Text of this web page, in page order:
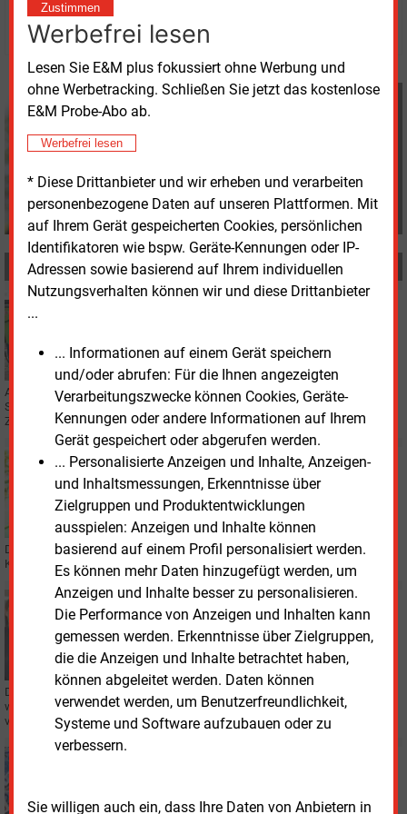
Zustimmen
Werbefrei lesen
Lesen Sie E&M plus fokussiert ohne Werbung und
ohne Werbetracking. Schließen Sie jetzt das kostenlose
E&M Probe-Abo ab.
Werbefrei lesen
* Diese Drittanbieter und wir erheben und verarbeiten
personenbezogene Daten auf unseren Plattformen. Mit
auf Ihrem Gerät gespeicherten Cookies, persönlichen
Identifikatoren wie bspw. Geräte-Kennungen oder IP-
Adressen sowie basierend auf Ihrem individuellen
Nutzungsverhalten können wir und diese Drittanbieter
...
... Informationen auf einem Gerät speichern
und/oder abrufen: Für die Ihnen angezeigten
Verarbeitungszwecke können Cookies, Geräte-
Kennungen oder andere Informationen auf Ihrem
Gerät gespeichert oder abgerufen werden.
... Personalisierte Anzeigen und Inhalte, Anzeigen-
und Inhaltsmessungen, Erkenntnisse über
Zielgruppen und Produktentwicklungen
ausspielen: Anzeigen und Inhalte können
basierend auf einem Profil personalisiert werden.
Es können mehr Daten hinzugefügt werden, um
Anzeigen und Inhalte besser zu personalisieren.
Die Performance von Anzeigen und Inhalten kann
gemessen werden. Erkenntnisse über Zielgruppen,
die die Anzeigen und Inhalte betrachtet haben,
können abgeleitet werden. Daten können
verwendet werden, um Benutzerfreundlichkeit,
Systeme und Software aufzubauen oder zu
verbessern.
Sie willigen auch ein, dass Ihre Daten von Anbietern in
© 2026 Energie & Management GmbH
Davina Spohn
MEHR ZUM THEMA
Alle Hornbach-Baumärkte in Deutschland verfügen nun über
Schnellladepunkte der Pfalzwerke. Beide Unternehmen verlängern ihre
Zusammenarbeit langfristig und modernisieren die Standorte.
Donnerstag, 18.12.2025, 08:56
SMART METERING
Pfalzwerke und PPC-Tochter bauen
Kommunikationsnetz auf
Die Pfalzwerke und Coms4Grid errichten seit Oktober dieses Jahres eine
Kommunikationsinfrastruktur auf Breitband-Powerline-Basis (BPL).
Dienstag, 11.11.2025, 17:07
PERSONALIE
Nur ein Kurzzeit-Chef bei den Stadtwerken Neustadt
Die Doppelspitze bei den Stadtwerken Neustadt an der Weinstraße ist schon
wieder Geschichte. Acht Monate nach seiner Bestellung ist die Trennung
vom zweiten Geschäftsführer erfolgt.